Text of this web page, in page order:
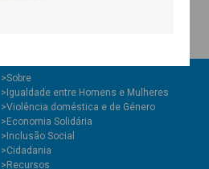
>Sobre
>Igualdade entre Homens e Mulheres
>Violência doméstica e de Género
>Economia Solidária
>Inclusão Social
>Cidadania
>Recursos